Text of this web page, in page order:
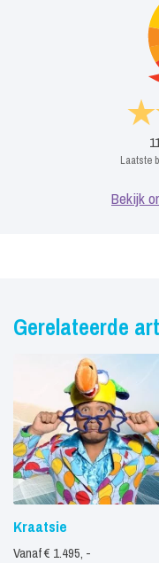
Laatste
Bekijk
Gerelateerde
Kraatsie
Vanaf € 1.495, -